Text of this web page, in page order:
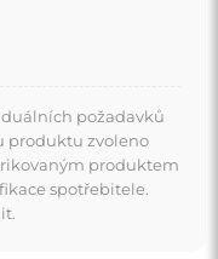
požadavků
produktu zvoleno
produktem
spotřebitele.